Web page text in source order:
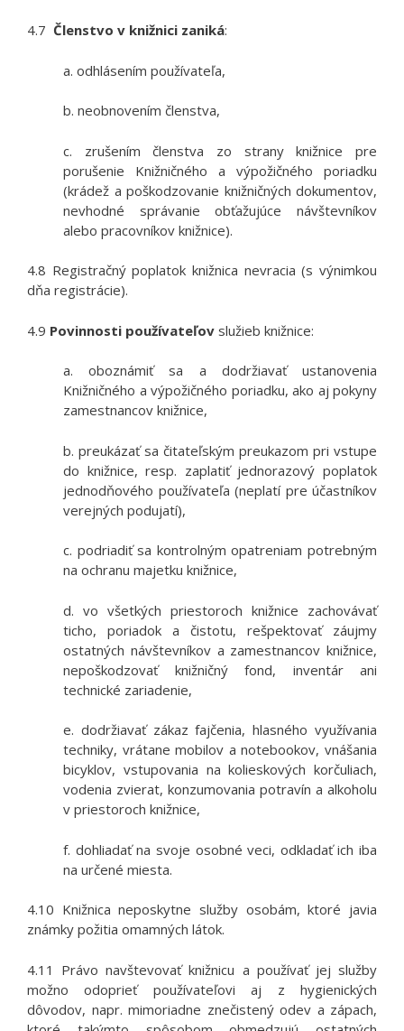
4.7 Členstvo v knižnici zaniká:
a. odhlásením používateľa,
b. neobnovením členstva,
c. zrušením členstva zo strany knižnice pre
porušenie Knižničného a výpožičného poriadku
(krádež a poškodzovanie knižničných dokumentov,
nevhodné správanie obťažujúce návštevníkov
alebo pracovníkov knižnice).
4.8 Registračný poplatok knižnica nevracia (s výnimkou
dňa registrácie).
4.9 Povinnosti používateľov služieb knižnice:
a.oboznámiť sa a dodržiavať ustanovenia
Knižničného a výpožičného poriadku, ako aj pokyny
zamestnancov knižnice,
b. preukázať sa čitateľským preukazom pri vstupe
do knižnice, resp. zaplatiť jednorazový poplatok
jednodňového používateľa (neplatí pre účastníkov
verejných podujatí),
c. podriadiť sa kontrolným opatreniam potrebným
na ochranu majetku knižnice,
d. vo všetkých priestoroch knižnice zachovávať
ticho, poriadok a čistotu, rešpektovať záujmy
ostatných návštevníkov a zamestnancov knižnice,
nepoškodzovať knižničný fond, inventár ani
technické zariadenie,
e. dodržiavať zákaz fajčenia, hlasného využívania
techniky, vrátane mobilov a notebookov, vnášania
bicyklov, vstupovania na kolieskových korčuliach,
vodenia zvierat, konzumovania potravín a alkoholu
v priestoroch knižnice,
f. dohliadať na svoje osobné veci, odkladať ich iba
na určené miesta.
4.10 Knižnica neposkytne služby osobám, ktoré javia
známky požitia omamných látok.
4.11 Právo navštevovať knižnicu a používať jej služby
možno odoprieť používateľovi aj z hygienických
dôvodov, napr. mimoriadne znečistený odev a zápach,